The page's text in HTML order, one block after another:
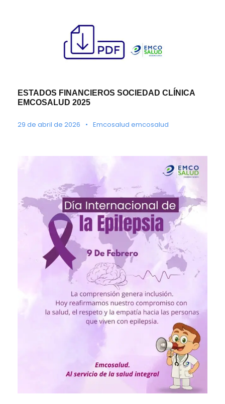
ESTADOS FINANCIEROS SOCIEDAD CLÍNICA
EMCOSALUD 2025
29 de abril de 2026 • Emcosalud emcosalud